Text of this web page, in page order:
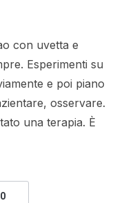
con uvetta e
Esperimenti su
e poi piano
osservare.
una terapia. È